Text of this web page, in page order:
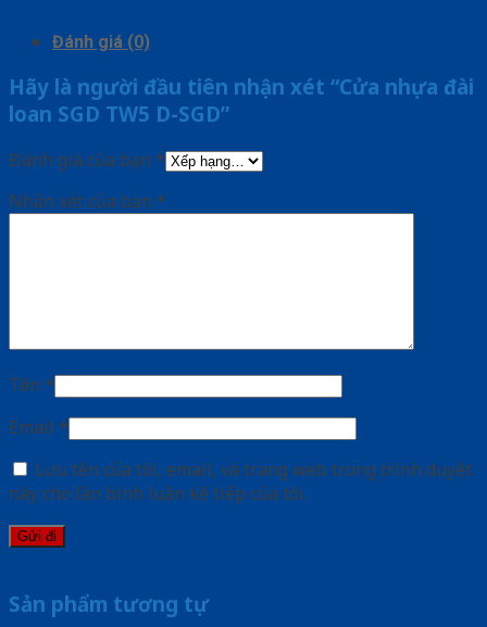
Đánh giá (0)
Hãy là người đầu tiên nhận xét “Cửa nhựa đài
loan SGD TW5 D-SGD”
Đánh giá của bạn *
Nhận xét của bạn *
Tên *
Email *
Lưu tên của tôi, email, và trang web trong trình duyệt
này cho lần bình luận kế tiếp của tôi.
Sản phẩm tương tự